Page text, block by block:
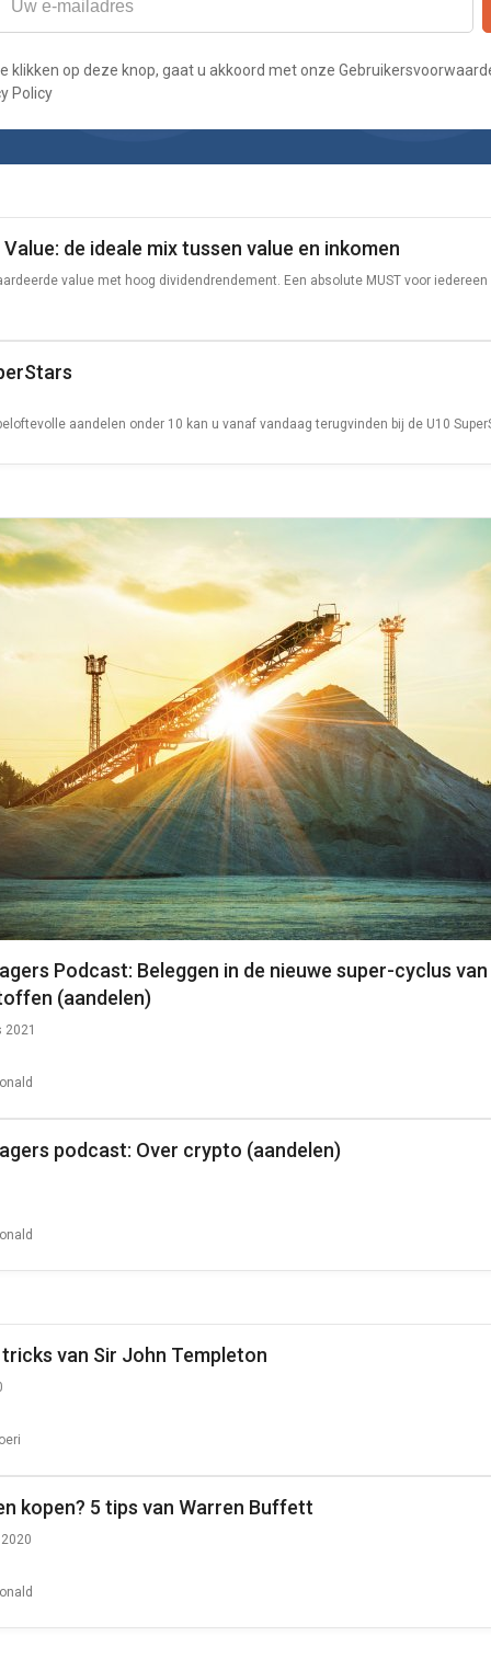
klikken op deze knop, gaat u akkoord met onze
Policy
de ideale mix tussen value en inkomen
value met hoog dividendrendement. Een absolute MUST voor
aandelen onder 10 kan u vanaf vandaag terugvinden bij de U10
Podcast: Beleggen in de nieuwe super-cyclus van
(aandelen)
2021
podcast: Over crypto (aandelen)
van Sir John Templeton
kopen? 5 tips van Warren Buffett